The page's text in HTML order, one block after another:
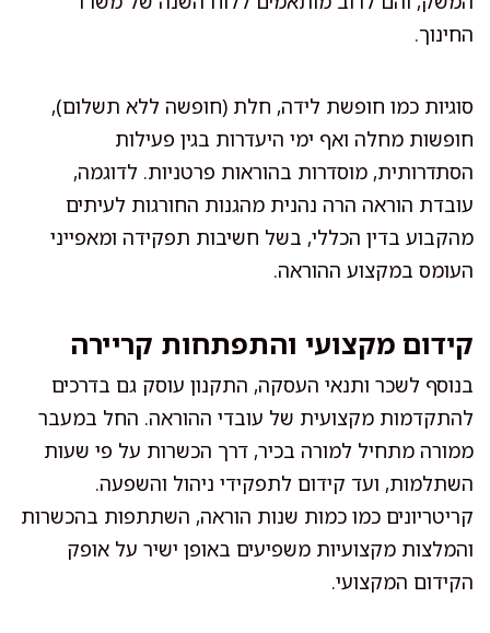
החינוך.
סוגיות כמו חופשת לידה, חלת (חופשה ללא תשלום),
חופשות מחלה ואף ימי היעדרות בגין פעילות
הסתדרותית, מוסדרות בהוראות פרטניות. לדוגמה,
עובדת הוראה הרה נהנית מהגנות החורגות לעיתים
מהקבוע בדין הכללי, בשל חשיבות תפקידה ומאפייני
העומס במקצוע ההוראה.
קידום מקצועי והתפתחות קריירה
בנוסף לשכר ותנאי העסקה, התקנון עוסק גם בדרכים
להתקדמות מקצועית של עובדי ההוראה. החל במעבר
ממורה מתחיל למורה בכיר, דרך הכשרות על פי שעות
השתלמות, ועד קידום לתפקידי ניהול והשפעה.
קריטריונים כמו כמות שנות הוראה, השתתפות בהכשרות
והמלצות מקצועיות משפיעים באופן ישיר על אופק
הקידום המקצועי.